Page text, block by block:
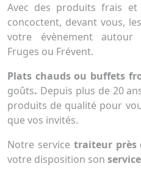
Avec des produits frais
concoctent, devant vous,
votre évènement autour
Fruges ou Frévent.
Plats chauds ou buffets
goûts. Depuis plus de 20
produits de qualité pour
que vos invités.
Notre service traiteur près
votre disposition son